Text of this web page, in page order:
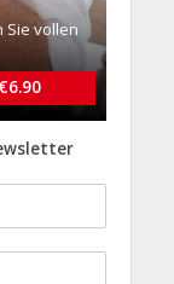
Sie vollen